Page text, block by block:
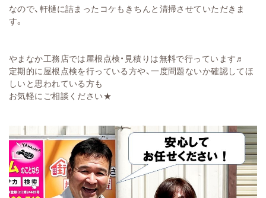
なので、軒樋に詰まったコケもきちんと清掃させていただきま
す。
やまなか工務店では屋根点検・見積りは無料で行っています♬
定期的に屋根点検を行っている方や、一度問題ないか確認してほ
しいと思われている方も
お気軽にご相談ください★